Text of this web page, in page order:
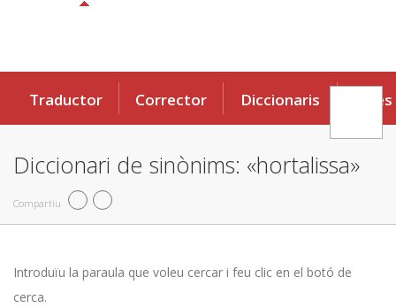
Traductor Corrector Diccionaris Eines
Diccionari de sinònims: «hortalissa»
Compartiu
Introduïu la paraula que voleu cercar i feu clic en el botó de
cerca.